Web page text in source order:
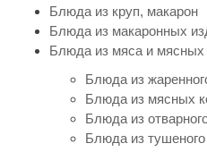
Блюда из круп, макарон
Блюда из макаронных
Блюда из мяса и мясных
Блюда из
Блюда из мясных
Блюда из
Блюда из тушеного